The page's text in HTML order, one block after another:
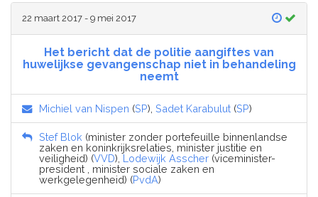
22 maart 2017 - 9 mei 2017
Het bericht dat de politie aangiftes van
huwelijkse gevangenschap niet in behandeling
neemt
Michiel van Nispen (SP), Sadet Karabulut (SP)
Stef Blok (minister zonder portefeuille binnenlandse
zaken en koninkrijksrelaties, minister justitie en
veiligheid) (VVD), Lodewijk Asscher (viceminister-
president , minister sociale zaken en
werkgelegenheid) (PvdA)